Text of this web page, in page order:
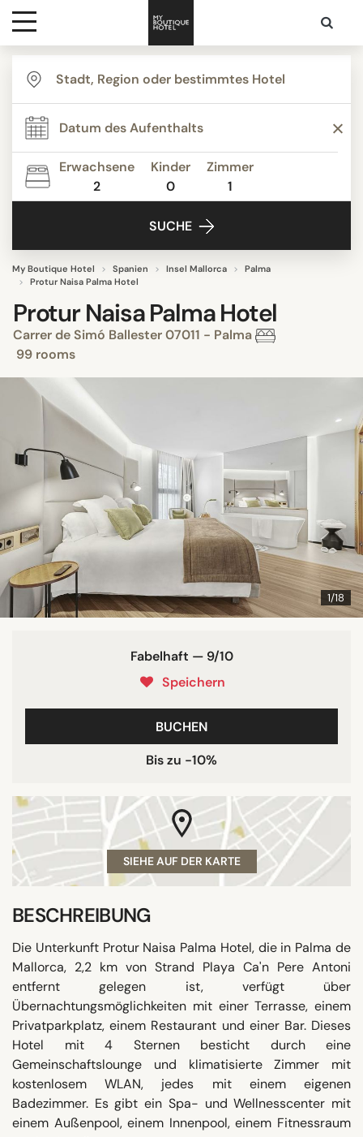
Ziele
Hotelarten
Kontakt
Erwachsene
2
Kinder
0
Zimmer
1
SUCHE
My Boutique Hotel Spanien Insel Mallorca
Palma
Protur Naisa Palma Hotel
Protur Naisa Palma Hotel
Carrer de Simó Ballester 07011 - Palma
99 rooms
1/18
Fabelhaft — 9/10
Speichern
BUCHEN
Bis zu -10%
SIEHE AUF DER KARTE
BESCHREIBUNG
Die Unterkunft Protur Naisa Palma Hotel, die in Palma de
Mallorca, 2,2 km von Strand Playa Ca'n Pere Antoni
entfernt gelegen ist, verfügt über
Übernachtungsmöglichkeiten mit einer Terrasse, einem
Privatparkplatz, einem Restaurant und einer Bar. Dieses
Hotel mit 4 Sternen besticht durch eine
Gemeinschaftslounge und klimatisierte Zimmer mit
kostenlosem WLAN, jedes mit einem eigenen
Badezimmer. Es gibt ein Spa- und Wellnesscenter mit
einem Außenpool, einem Innenpool, einem Fitnessraum